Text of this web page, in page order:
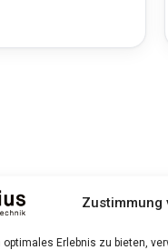
Zustimmung
optimales Erlebnis zu bieten,
Ablauf